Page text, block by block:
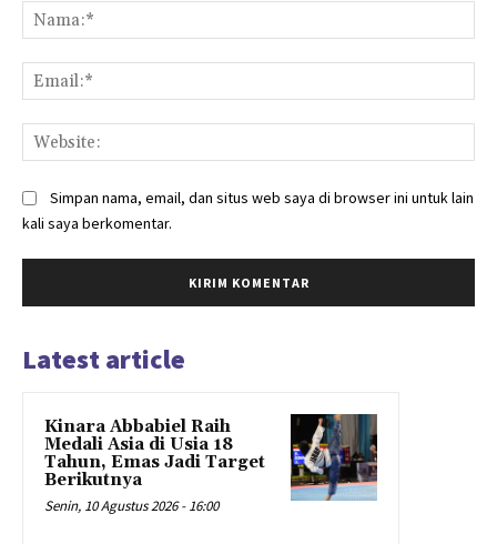
Simpan nama, email, dan situs web saya di browser ini untuk lain
kali saya berkomentar.
Latest article
Kinara Abbabiel Raih
Medali Asia di Usia 18
Tahun, Emas Jadi Target
Berikutnya
Senin, 10 Agustus 2026 - 16:00